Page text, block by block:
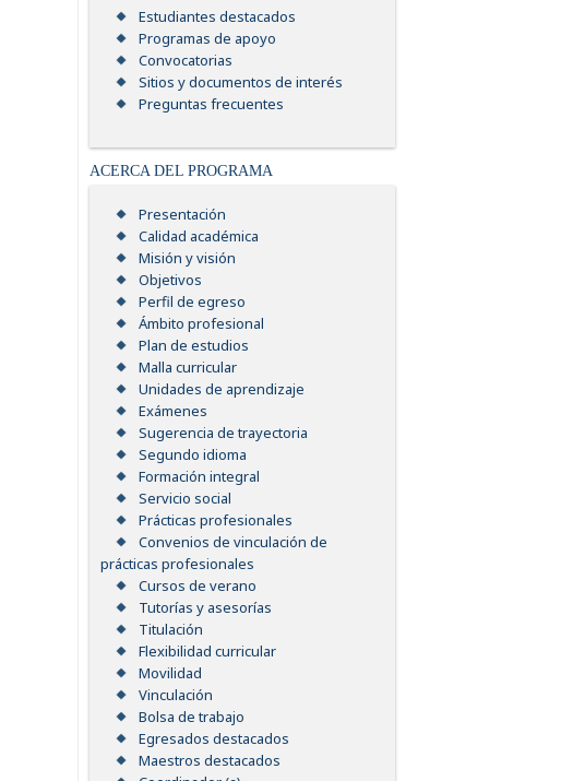
Estudiantes destacados
Programas de apoyo
Convocatorias
Sitios y documentos de interés
Preguntas frecuentes
ACERCA DEL PROGRAMA
Presentación
Calidad académica
Misión y visión
Objetivos
Perfil de egreso
Ámbito profesional
Plan de estudios
Malla curricular
Unidades de aprendizaje
Exámenes
Sugerencia de trayectoria
Segundo idioma
Formación integral
Servicio social
Prácticas profesionales
Convenios de vinculación de
prácticas profesionales
Cursos de verano
Tutorías y asesorías
Titulación
Flexibilidad curricular
Movilidad
Vinculación
Bolsa de trabajo
Egresados destacados
Maestros destacados